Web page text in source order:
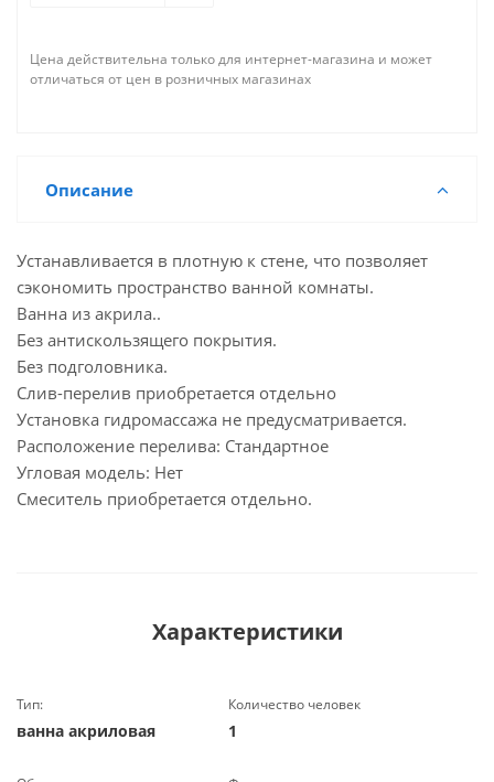
Цена действительна только для интернет-магазина и может
отличаться от цен в розничных магазинах
Описание
Устанавливается в плотную к стене, что позволяет
сэкономить пространство ванной комнаты.
Ванна из акрила..
Без антискользящего покрытия.
Без подголовника.
Слив-перелив приобретается отдельно
Установка гидромассажа не предусматривается.
Расположение перелива: Стандартное
Угловая модель: Нет
Смеситель приобретается отдельно.
Характеристики
Тип:
ванна акриловая
Количество человек
1